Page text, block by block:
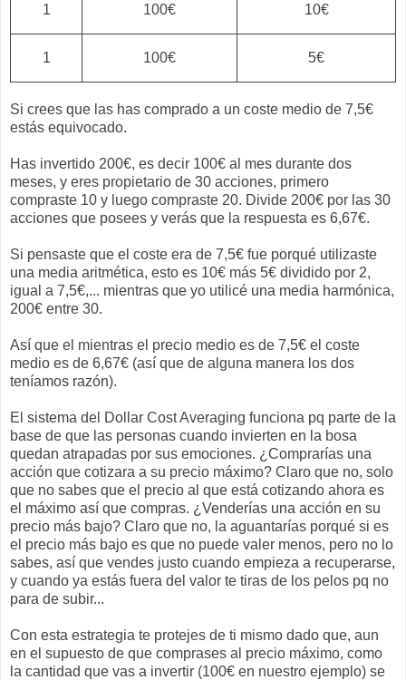
1 100€ 10€
1 100€ 5€
Si crees que las has comprado a un coste medio de 7,5€
estás equivocado.
Has invertido 200€, es decir 100€ al mes durante dos
meses, y eres propietario de 30 acciones, primero
compraste 10 y luego compraste 20. Divide 200€ por las 30
acciones que posees y verás que la respuesta es 6,67€.
Si pensaste que el coste era de 7,5€ fue porqué utilizaste
una media aritmética, esto es 10€ más 5€ dividido por 2,
igual a 7,5€,... mientras que yo utilicé una media harmónica,
200€ entre 30.
Así que el mientras el precio medio es de 7,5€ el coste
medio es de 6,67€ (así que de alguna manera los dos
teníamos razón).
El sistema del Dollar Cost Averaging funciona pq parte de la
base de que las personas cuando invierten en la bosa
quedan atrapadas por sus emociones. ¿Comprarías una
acción que cotizara a su precio máximo? Claro que no, solo
que no sabes que el precio al que está cotizando ahora es
el máximo así que compras. ¿Venderías una acción en su
precio más bajo? Claro que no, la aguantarías porqué si es
el precio más bajo es que no puede valer menos, pero no lo
sabes, así que vendes justo cuando empieza a recuperarse,
y cuando ya estás fuera del valor te tiras de los pelos pq no
para de subir...
Con esta estrategia te protejes de ti mismo dado que, aun
en el supuesto de que comprases al precio máximo, como
la cantidad que vas a invertir (100€ en nuestro ejemplo) se